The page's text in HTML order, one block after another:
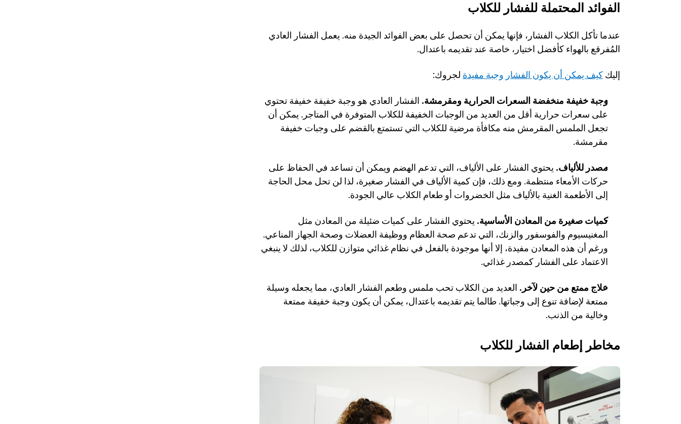
الفوائد المحتملة للفشار للكلاب
المُفرقع بالهواء كأفضل اختيار، خاصة عند تقديمه باعتدال.
إليك كيف يمكن أن يكون الفشار وجبة مفيدة لجروك:
وجبة خفيفة منخفضة السعرات الحرارية ومقرمشة.
مقرمشة.
مصدر للألياف.
إلى الأطعمة الغنية بالألياف مثل الخضروات أو طعام الكلاب عالي الجودة.
كميات صغيرة من المعادن الأساسية.
الاعتماد على الفشار كمصدر غذائي.
علاج ممتع من حين لآخر.
وخالية من الذنب.
مخاطر إطعام الفشار للكلاب